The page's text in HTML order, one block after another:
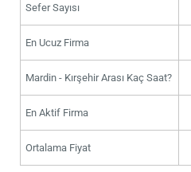
Sefer Sayısı
En Ucuz Firma
Mardin - Kırşehir Arası Kaç Saat?
En Aktif Firma
Ortalama Fiyat